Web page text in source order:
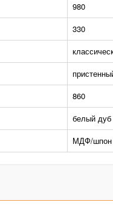
980
330
860
белый дуб
МДФ/шпон